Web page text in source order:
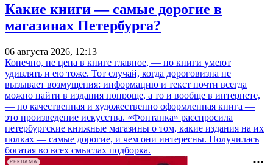
Какие книги — самые дорогие в
магазинах Петербурга?
06 августа 2026, 12:13
Конечно, не цена в книге главное, — но книги умеют
удивлять и ею тоже. Тот случай, когда дороговизна не
вызывает возмущения: информацию и текст почти всегда
можно найти в издания попроще, а то и вообще в интернете,
— но качественная и художественно оформленная книга —
это произведение искусства. «Фонтанка» расспросила
петербургские книжные магазины о том, какие издания на их
полках — самые дорогие, и чем они интересны. Получилась
богатая во всех смыслах подборка.
РЕКЛАМА